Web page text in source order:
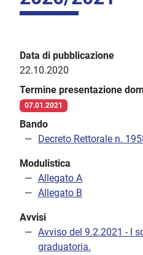
Data di pubblicazione
22.10.2020
Termine presentazione
07.01.2021
Bando
Decreto Rettorale n.
Modulistica
Allegato A
Allegato B
Avvisi
Avviso del 9.2.2021 - I
graduatoria.